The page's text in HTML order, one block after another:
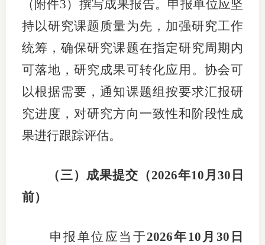
（ 附件3） 撰写成果报告。 申报单位应坚
持以研究课题质量为先，加强研究工作
统筹，确保研究课题在指定研究周期内
可落地，研究成果可转化应用。协会可
以根据需要，通知课题组按要求汇报研
究进度，对研究方向一致性和阶段性成
果进行跟踪评估。
（三） 成果提交（2026年10月 30 日
前）
申报单位应当 于2026年10 月 30 日